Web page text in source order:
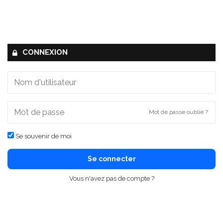
CONNEXION
Mot de passe oublié ?
Se souvenir de moi
Se connecter
Vous n'avez pas de compte ?